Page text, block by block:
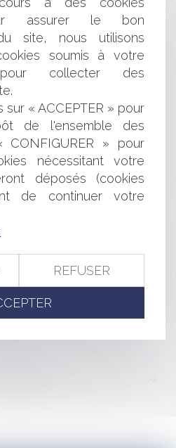
DONATIONS INDIRECTES :
FISCALE
: UNE CONFIRMATION DE
DEPUIS LE DÉCRET DU 6 MAI
D’EXPRESSION DES
DES STATUTS
DE DIRECTION DES SAS
DU 11 DÉCEMBRE 2019
CIVILE : QUELS SONT LES
?
DANS LA
D’EMPLOI
UN ASSOCIÉ D’UNE CLAUSE
EN SA SEULE QUALITÉ DE
OCCUPER UN LOGEMENT
N'EST PAS GRATUIT
ET CONCESSION :
assurer le bon
site, nous utilisons
soumis à votre
pour collecter des
« ACCEPTER » pour
de l'ensemble des
» pour
nécessitant votre
déposés (cookies
de continuer votre
REFUSER